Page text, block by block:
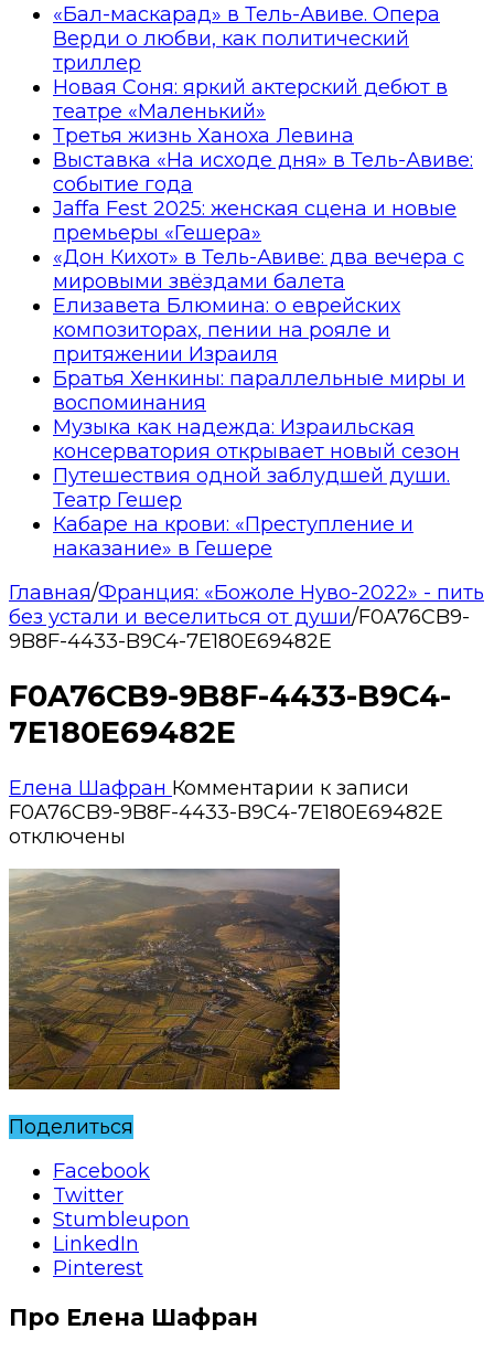
«Бал-маскарад» в Тель-Авиве. Опера
Верди о любви, как политический
триллер
Новая Соня: яркий актерский дебют в
театре «Маленький»
Третья жизнь Ханоха Левина
Выставка «На исходе дня» в Тель-Авиве:
событие года
Jaffa Fest 2025: женская сцена и новые
премьеры «Гешера»
«Дон Кихот» в Тель-Авиве: два вечера с
мировыми звёздами балета
Елизавета Блюмина: о еврейских
композиторах, пении на рояле и
притяжении Израиля
Братья Хенкины: параллельные миры и
воспоминания
Музыка как надежда: Израильская
консерватория открывает новый сезон
Путешествия одной заблудшей души.
Театр Гешер
Кабаре на крови: «Преступление и
наказание» в Гешере
Главная/Франция: «Божоле Нуво-2022» - пить
без устали и веселиться от души/F0A76CB9-
9B8F-4433-B9C4-7E180E69482E
F0A76CB9-9B8F-4433-B9C4-
7E180E69482E
Елена Шафран Комментарии к записи
F0A76CB9-9B8F-4433-B9C4-7E180E69482E
отключены
Поделиться
Facebook
Twitter
Stumbleupon
LinkedIn
Pinterest
Про Елена Шафран